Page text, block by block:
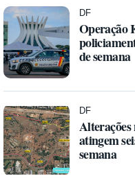
DF
Operação
de semana
DF
atingem
semana